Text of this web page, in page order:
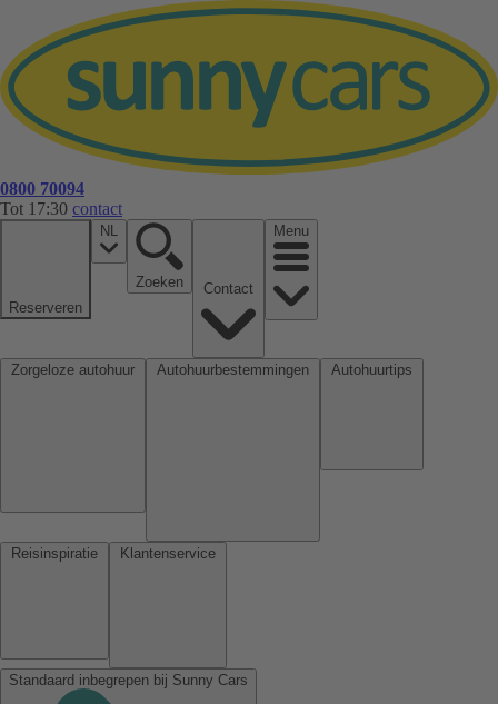
0800 70094
Tot 17:30 contact
Reserveren
NL
Zoeken
Menu
Standaard inbegrepen bij Sunny Cars